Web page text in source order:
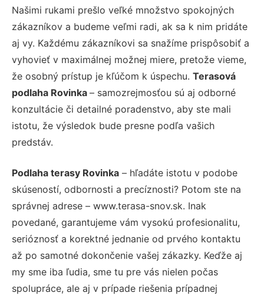
Našimi rukami prešlo veľké množstvo spokojných
zákazníkov a budeme veľmi radi, ak sa k nim pridáte
aj vy. Každému zákazníkovi sa snažíme prispôsobiť a
vyhovieť v maximálnej možnej miere, pretože vieme,
že osobný prístup je kľúčom k úspechu. Terasová
podlaha Rovinka – samozrejmosťou sú aj odborné
konzultácie či detailné poradenstvo, aby ste mali
istotu, že výsledok bude presne podľa vašich
predstáv.
Podlaha terasy Rovinka – hľadáte istotu v podobe
skúseností, odbornosti a precíznosti? Potom ste na
správnej adrese – www.terasa-snov.sk. Inak
povedané, garantujeme vám vysokú profesionalitu,
serióznosť a korektné jednanie od prvého kontaktu
až po samotné dokončenie vašej zákazky. Keďže aj
my sme iba ľudia, sme tu pre vás nielen počas
spolupráce, ale aj v prípade riešenia prípadnej